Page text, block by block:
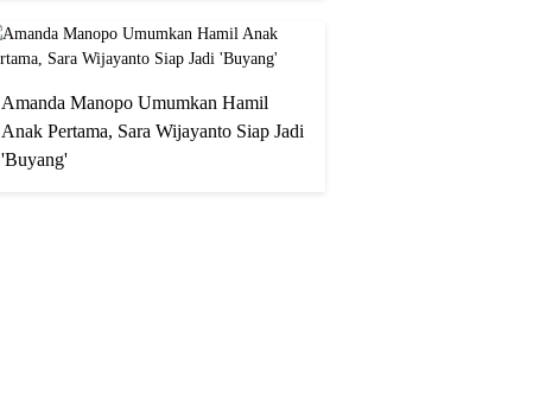
Amanda Manopo Umumkan Hamil
Anak Pertama, Sara Wijayanto Siap Jadi
'Buyang'